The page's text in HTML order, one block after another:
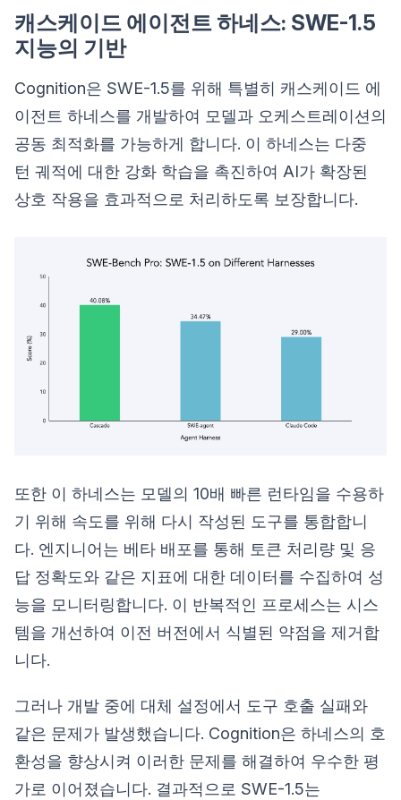
캐스케이드 에이전트 하네스: SWE-1.5
지능의 기반
Cognition은 SWE-1.5를 위해 특별히 캐스케이드 에
이전트 하네스를 개발하여 모델과 오케스트레이션의
공동 최적화를 가능하게 합니다. 이 하네스는 다중
턴 궤적에 대한 강화 학습을 촉진하여 AI가 확장된
상호 작용을 효과적으로 처리하도록 보장합니다.
또한 이 하네스는 모델의 10배 빠른 런타임을 수용하
기 위해 속도를 위해 다시 작성된 도구를 통합합니
다. 엔지니어는 베타 배포를 통해 토큰 처리량 및 응
답 정확도와 같은 지표에 대한 데이터를 수집하여 성
능을 모니터링합니다. 이 반복적인 프로세스는 시스
템을 개선하여 이전 버전에서 식별된 약점을 제거합
니다.
그러나 개발 중에 대체 설정에서 도구 호출 실패와
같은 문제가 발생했습니다. Cognition은 하네스의 호
환성을 향상시켜 이러한 문제를 해결하여 우수한 평
가로 이어졌습니다. 결과적으로 SWE-1.5는